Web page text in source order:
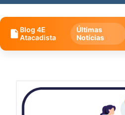
Blog 4E
Atacadista
Últimas
Notícias